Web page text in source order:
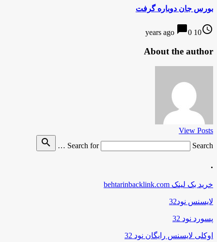
بورس جان دوباره گرفت
access_time
10 years ago
chat_bubble0
About the author
View Posts
Search for
Search …
search
.
خرید بک لینک behtarinbacklink.com
لایسنس نود32
پسورد نود 32
اوکلی لایسنس رایگان نود 32